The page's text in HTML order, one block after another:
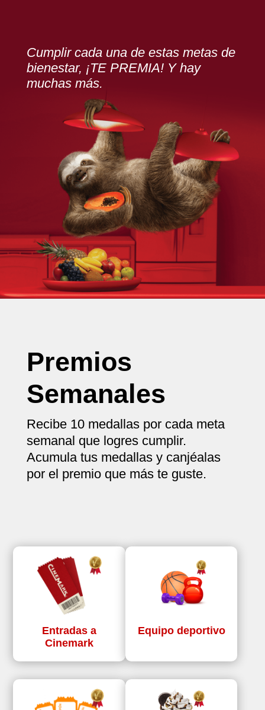
Cumplir cada una de estas metas de
bienestar, ¡TE PREMIA! Y hay
muchas más.
Premios
Semanales
Recibe 10 medallas por cada meta
semanal que logres cumplir.
Acumula tus medallas y canjéalas
por el premio que más te guste.
Entradas a
Cinemark
Equipo deportivo